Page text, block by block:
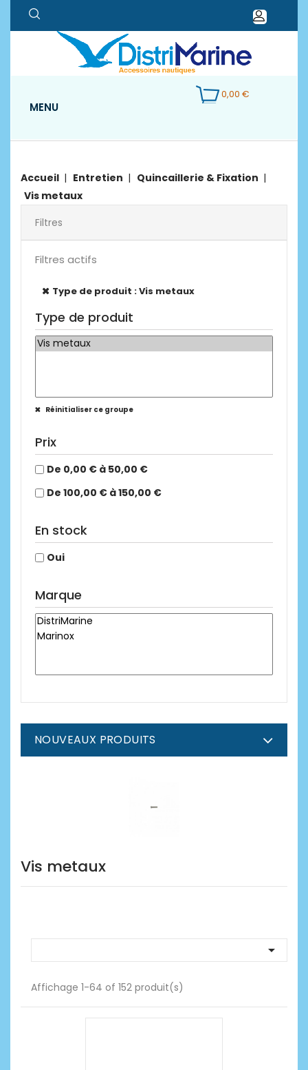
0,00 €
MENU
Accueil Entretien
Quincaillerie & Fixation
Vis metaux
Filtres
Filtres actifs
Type de produit : Vis metaux
Type de produit
Réinitialiser ce groupe
Prix
De 0,00 € à 50,00 €
De 100,00 € à 150,00 €
En stock
Oui
Marque
NOUVEAUX PRODUITS
Vis metaux

Affichage 1-64 of 152 produit(s)